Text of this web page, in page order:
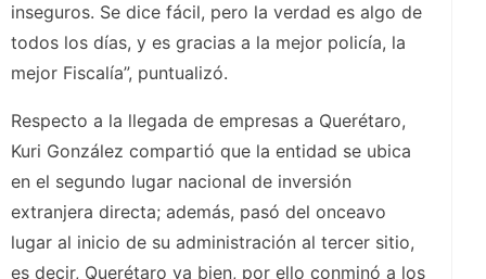
inseguros. Se dice fácil, pero la verdad es algo de
todos los días, y es gracias a la mejor policía, la
mejor Fiscalía”, puntualizó.
Respecto a la llegada de empresas a Querétaro,
Kuri González compartió que la entidad se ubica
en el segundo lugar nacional de inversión
extranjera directa; además, pasó del onceavo
lugar al inicio de su administración al tercer sitio,
es decir, Querétaro va bien, por ello conminó a los